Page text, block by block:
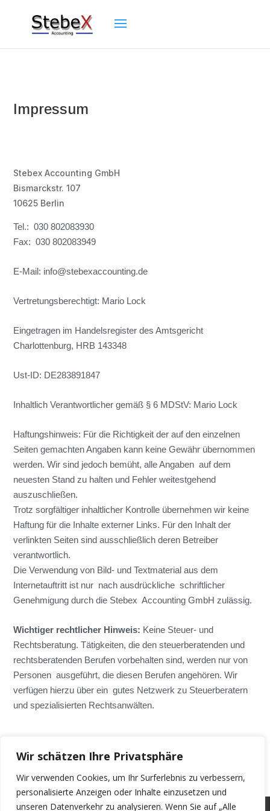
Wir schätzen Ihre Privatsphäre
Wir verwenden Cookies, um Ihr Surferlebnis zu verbessern,
personalisierte Anzeigen oder Inhalte einzusetzen und
unseren Datenverkehr zu analysieren. Wenn Sie auf „Alle
Impressum
Stebex Accounting GmbH
Bismarckstr. 107
10625 Berlin
Tel.: 030 802083930
Fax: 030 802083949
E-Mail: info@stebexaccounting.de
Vertretungsberechtigt: Mario Lock
Eingetragen im Handelsregister des Amtsgericht
Charlottenburg, HRB 143348
Ust-ID: DE283891847
Inhaltlich Verantwortlicher gemäß § 6 MDStV: Mario Lock
Haftungshinweis: Für die Richtigkeit der auf den einzelnen
Seiten gemachten Angaben kann keine Gewähr übernommen
werden. Wir sind jedoch bemüht, alle Angaben auf dem
neuesten Stand zu halten und Fehler weitestgehend
auszuschließen.
Trotz sorgfältiger inhaltlicher Kontrolle übernehmen wir keine
Haftung für die Inhalte externer Links. Für den Inhalt der
verlinkten Seiten sind ausschließlich deren Betreiber
verantwortlich.
Die Verwendung von Bild- und Textmaterial aus dem
Internetauftritt ist nur nach ausdrückliche schriftlicher
Genehmigung durch die Stebex Accounting GmbH zulässig.
Wichtiger rechtlicher Hinweis: Keine Steuer- und
Rechtsberatung. Tätigkeiten, die den steuerberatenden und
rechtsberatenden Berufen vorbehalten sind, werden nur von
Personen ausgeführt, die diesen Berufen angehören. Wir
verfügen hierzu über ein gutes Netzwerk zu Steuerberatern
und spezialisierten Rechtsanwälten.